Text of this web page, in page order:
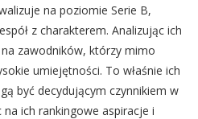
na poziomie Serie B,
z charakterem. Analizując ich
zawodników, którzy mimo
umiejętności. To właśnie ich
być decydującym czynnikiem w
na ich rankingowe aspiracje i